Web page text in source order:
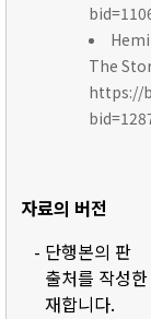
The
https://
자료의 버전
- 단행본의 판
출처를 작성
재합니다.